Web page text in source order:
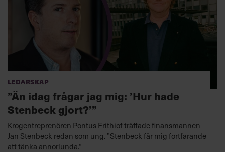
Ledarskap
”Än idag frågar jag mig: ’Hur hade
Stenbeck gjort?’”
Krogentreprenören Pontus Frithiof träffade finansmannen
Jan Stenbeck redan som ung. ”Stenbeck får mig fortfarande
att tänka annorlunda.”